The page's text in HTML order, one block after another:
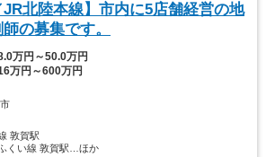
JR北陸本線】市内に5店舗経営の地
の募集です。
万円～50.0万円
万円～600万円
敦賀駅
くい線 敦賀駅…ほか